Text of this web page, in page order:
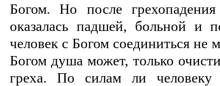
Богом. Но после грехопадения
оказалась падшей, больной и
человек с Богом соединиться не
Богом душа может, только
греха. По силам ли человеку